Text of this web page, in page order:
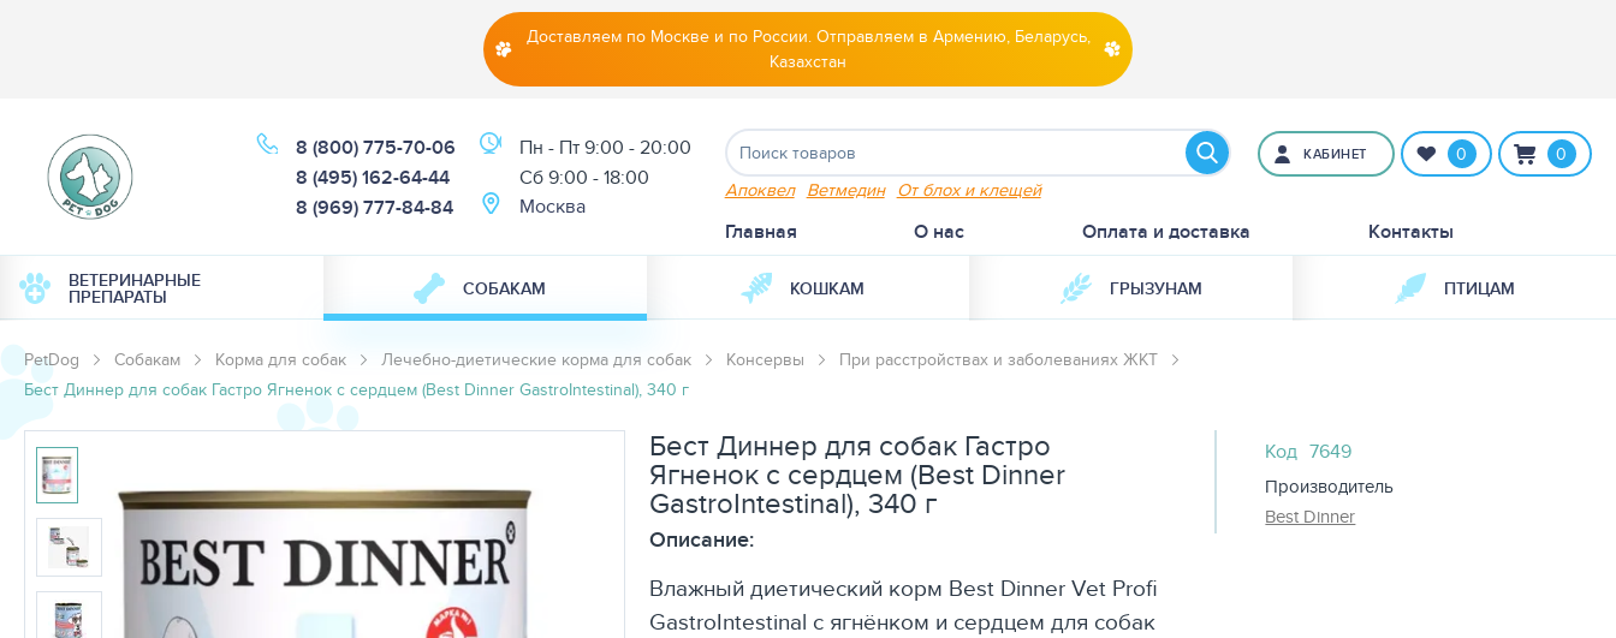
Доставляем по Москве и по России. Отправляем в Армению, Беларусь,
Казахстан
8 (800) 775-70-06
8 (495) 162-64-44
8 (969) 777-84-84
Пн - Пт 9:00 - 20:00
Cб 9:00 - 18:00
Москва
Апоквел Ветмедин От блох и клещей
КАБИНЕТ 0 0
Главная О нас Оплата и доставка Контакты
ВЕТЕРИНАРНЫЕ
ПРЕПАРАТЫ СОБАКАМ КОШКАМ ГРЫЗУНАМ ПТИЦАМ
PetDog Собакам Корма для собак Лечебно-диетические корма для собак Консервы
При расстройствах и заболеваниях ЖКТ
Бест Диннер для собак Гастро Ягненок с сердцем (Best Dinner GastroIntestinal), 340 г
Бест Диннер для собак Гастро
Ягненок с сердцем (Best Dinner
GastroIntestinal), 340 г
Описание:
Влажный диетический корм Best Dinner Vet Profi
GastroIntestinal с ягнёнком и сердцем для собак
Код 7649
Производитель
Best Dinner